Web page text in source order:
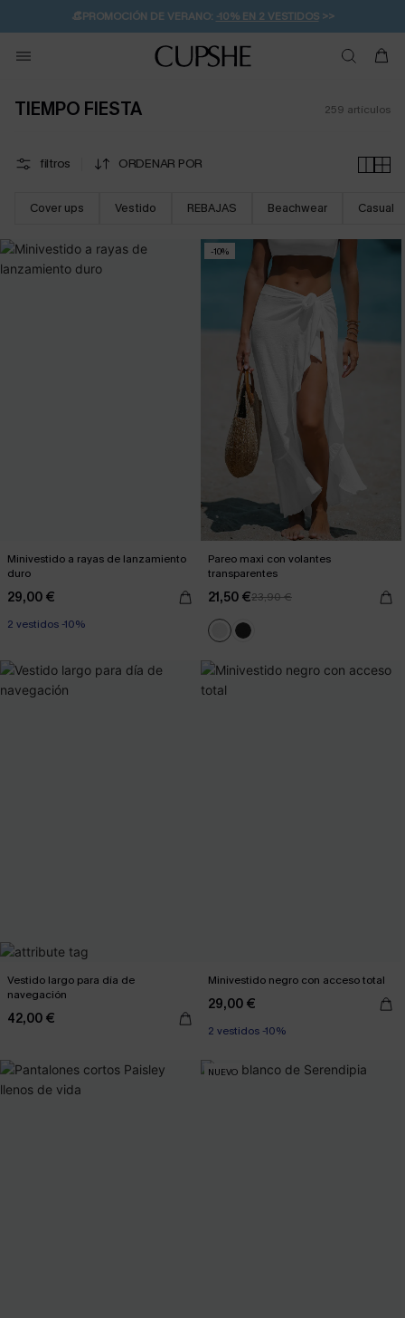
👒PROMOCIÓN DE VERANO: -10% EN 2 VESTIDOS>>
💌¡SUSCRIBIRSE & GANAR -10% EXTRA!
🚚ENVÍO GRATUITO A PARTIR DE 49 € >>
TIEMPO FIESTA 259 artículos
filtros ORDENAR POR
Cover ups Vestido REBAJAS Beachwear Casual
Minivestido a rayas de lanzamiento
duro
29,00 €
2 vestidos -10%
-10%
Pareo maxi con volantes
transparentes
21,50 €23,90 €
Vestido largo para día de
navegación
42,00 €
Minivestido negro con acceso total
29,00 €
2 vestidos -10%
NUEVO